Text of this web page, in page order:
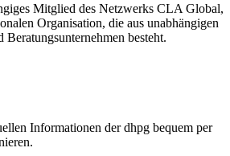
Mitglied des Netzwerks CLA Global,
Organisation, die aus unabhängigen
besteht.
Informationen der dhpg bequem per